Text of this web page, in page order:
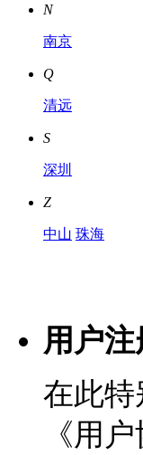
N
南京
Q
清远
S
深圳
Z
中山 珠海
用户
在此特
《用